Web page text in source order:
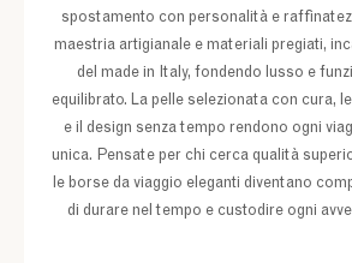
spostamento con personalità e
maestria artigianale e materiali pregiati,
del made in Italy, fondendo lusso e
equilibrato. La pelle selezionata con cura,
e il design senza tempo rendono ogni
unica. Pensate per chi cerca qualità
le borse da viaggio eleganti diventano
di durare nel tempo e custodire ogni